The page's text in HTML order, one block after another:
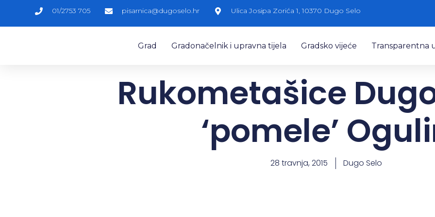
01/2753 705 pisarnica@dugoselo.hr Ulica Josipa Zorića 1, 10370 Dugo Selo
Grad Gradonačelnik i upravna tijela Gradsko vijeće Transparentna
Rukometašice
‘pomele’
28 travnja, 2015 Dugo Selo